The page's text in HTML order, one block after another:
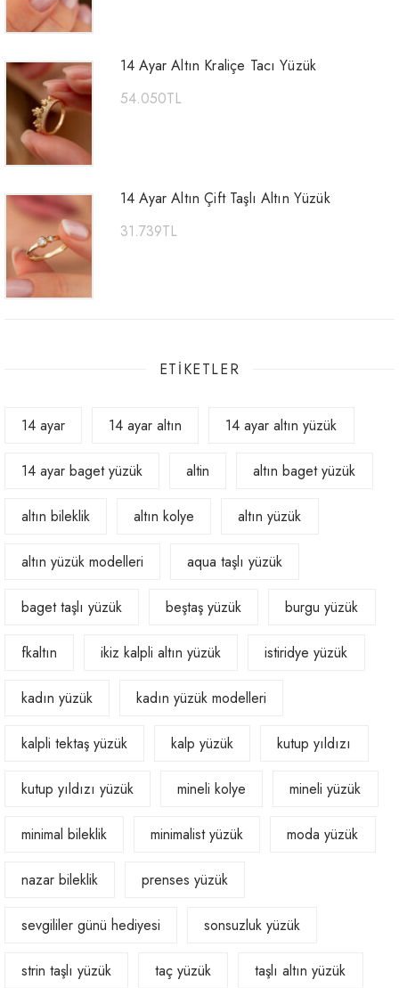
14 Ayar Altın Kraliçe Tacı Yüzük
54.050TL
14 Ayar Altın Çift Taşlı Altın Yüzük
31.739TL
ETIKETLER
14 ayar 14 ayar altın 14 ayar altın yüzük
14 ayar baget yüzük altin altın baget yüzük
altın bileklik altın kolye altın yüzük
altın yüzük modelleri aqua taşlı yüzük
baget taşlı yüzük beştaş yüzük burgu yüzük
fkaltın ikiz kalpli altın yüzük istiridye yüzük
kadın yüzük kadın yüzük modelleri
kalpli tektaş yüzük kalp yüzük kutup yıldızı
kutup yıldızı yüzük mineli kolye mineli yüzük
minimal bileklik minimalist yüzük moda yüzük
nazar bileklik prenses yüzük
sevgililer günü hediyesi sonsuzluk yüzük
strin taşlı yüzük taç yüzük taşlı altın yüzük